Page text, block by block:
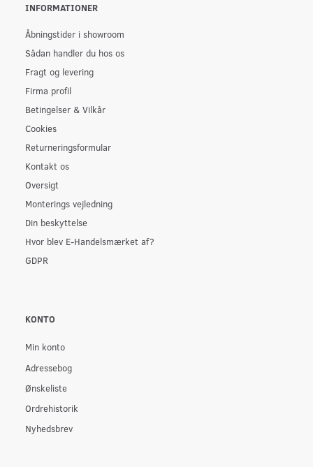
INFORMATIONER
Åbningstider i showroom
Sådan handler du hos os
Fragt og levering
Firma profil
Betingelser & Vilkår
Cookies
Returneringsformular
Kontakt os
Oversigt
Monterings vejledning
Din beskyttelse
Hvor blev E-Handelsmærket af?
GDPR
KONTO
Min konto
Adressebog
Ønskeliste
Ordrehistorik
Nyhedsbrev